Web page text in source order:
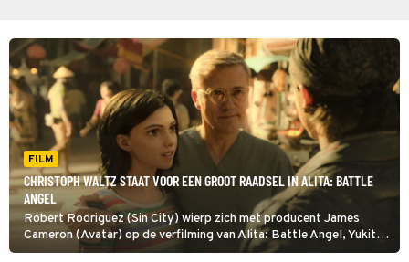
FILM
CHRISTOPH WALTZ STAAT VOOR EEN GROOT RAADSEL IN ALITA: BATTLE
ANGEL
Robert Rodriguez (Sin City) wierp zich met producent James
Cameron (Avatar) op de verfilming van Alita: Battle Angel, Yukito
Kishiro’s populaire Japanse cyberpunkmanga Battle angel Alita.